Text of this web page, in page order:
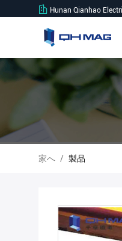
Hunan Qianhao
家へ / 製品